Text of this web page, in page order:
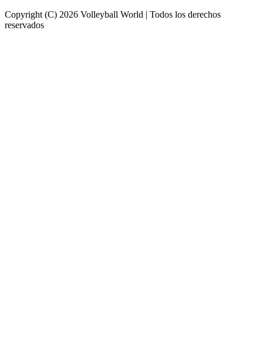
Copyright (C) 2026 Volleyball World | Todos los derechos
reservados